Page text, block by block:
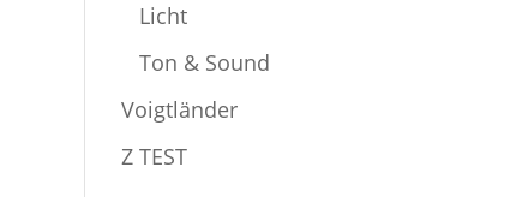
Licht
Ton & Sound
Voigtländer
Z TEST